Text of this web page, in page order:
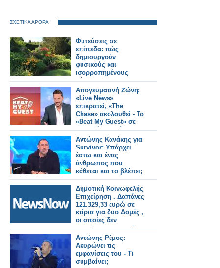
ΣΧΕΤΙΚΑ ΑΡΘΡΑ
Φυτεύσεις σε
επίπεδα: πώς
δημιουργούν
φυσικούς και
ισορροπημένους
κήπους
Απογευματινή Ζώνη:
«Live News»
επικρατεί, «The
Chase» ακολουθεί - Το
«Beat My Guest» σε
μονοψήφια επίπεδα
Αντώνης Κανάκης για
Survivor: Υπάρχει
έστω και ένας
άνθρωπος που
κάθεται και το βλέπει;
Δημοτική Κοινωφελής
Επιχείρηση . Δαπάνες
121.329,33 ευρώ σε
κτίρια για δυο Δομές ,
οι οποίες δεν
λειτούργησαν ποτέ.
Δημοτικοί Σύμβουλοι
υπάρχουν; Η
υπόθεση χρήζει ναι ή
όχι πολλαπλού
Αντώνης Ρέμος:
Ακυρώνει τις
εμφανίσεις του - Τι
συμβαίνει;